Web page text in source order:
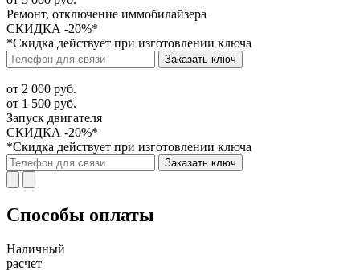
Ремонт, отключение иммобилайзера
СКИДКА -20%*
*Скидка действует при изготовлении ключа
Заказать ключ
от 2 000 руб.
от 1 500 руб.
Запуск двигателя
СКИДКА -20%*
*Скидка действует при изготовлении ключа
Заказать ключ
Способы оплаты
Наличный
расчет